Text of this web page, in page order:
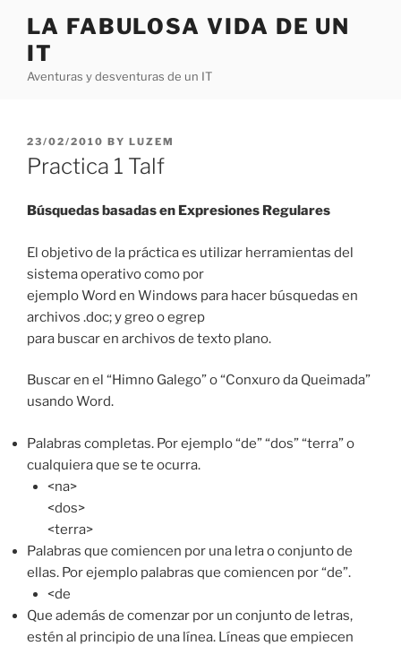
content
LA FABULOSA VIDA DE UN
IT
Aventuras y desventuras de un IT
POSTED
ON
23/02/2010 BY LUZEM
Practica 1 Talf
Búsquedas basadas en Expresiones Regulares
El objetivo de la práctica es utilizar herramientas del
sistema operativo como por
ejemplo Word en Windows para hacer búsquedas en
archivos .doc; y greo o egrep
para buscar en archivos de texto plano.
Buscar en el “Himno Galego” o “Conxuro da Queimada”
usando Word.
Palabras completas. Por ejemplo “de” “dos” “terra” o
cualquiera que se te ocurra.
<na>
<dos>
<terra>
Palabras que comiencen por una letra o conjunto de
ellas. Por ejemplo palabras que comiencen por “de”.
<de
Que además de comenzar por un conjunto de letras,
estén al principio de una línea. Líneas que empiecen